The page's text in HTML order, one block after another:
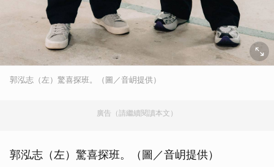
郭泓志（左）驚喜探班。（圖／音岄提供）
廣告（請繼續閱讀本文）
郭泓志（左）驚喜探班。（圖／音岄提供）